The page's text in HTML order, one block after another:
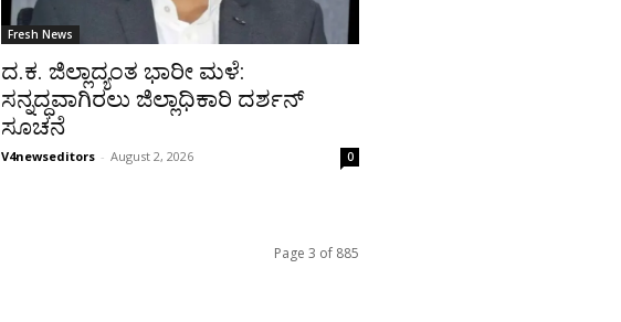
Fresh News
ದ.ಕ. ಜಿಲ್ಲಾದ್ಯಂತ ಭಾರೀ ಮಳೆ:
ಸನ್ನದ್ಧವಾಗಿರಲು ಜಿಲ್ಲಾಧಿಕಾರಿ ದರ್ಶನ್
ಸೂಚನೆ
V4newseditors - August 2, 2026 0
Page 3 of 885